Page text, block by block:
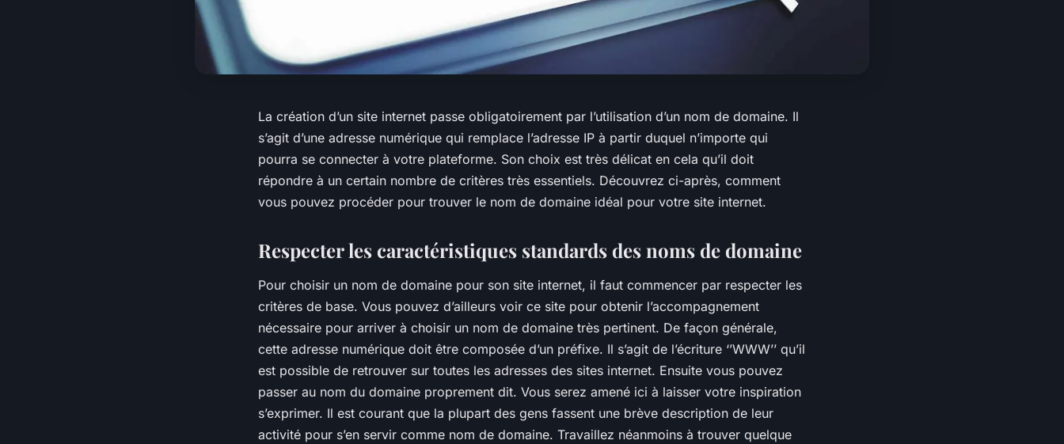
La création d’un site internet passe obligatoirement par l’utilisation d’un nom de domaine. Il
s’agit d’une adresse numérique qui remplace l’adresse IP à partir duquel n’importe qui
pourra se connecter à votre plateforme. Son choix est très délicat en cela qu’il doit
répondre à un certain nombre de critères très essentiels. Découvrez ci-après, comment
vous pouvez procéder pour trouver le nom de domaine idéal pour votre site internet.
Respecter les caractéristiques standards des noms de domaine
Pour choisir un nom de domaine pour son site internet, il faut commencer par respecter les
critères de base. Vous pouvez d’ailleurs voir ce site pour obtenir l’accompagnement
nécessaire pour arriver à choisir un nom de domaine très pertinent. De façon générale,
cette adresse numérique doit être composée d’un préfixe. Il s’agit de l’écriture ‘’WWW’’ qu’il
est possible de retrouver sur toutes les adresses des sites internet. Ensuite vous pouvez
passer au nom du domaine proprement dit. Vous serez amené ici à laisser votre inspiration
s’exprimer. Il est courant que la plupart des gens fassent une brève description de leur
activité pour s’en servir comme nom de domaine. Travaillez néanmoins à trouver quelque